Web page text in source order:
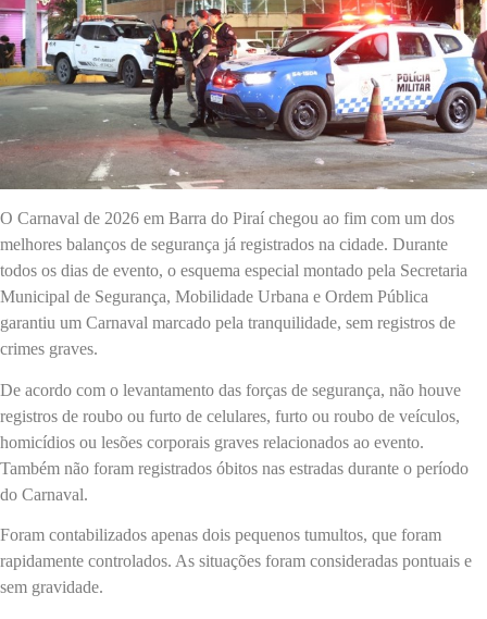
O Carnaval de 2026 em Barra do Piraí chegou ao fim com um dos
melhores balanços de segurança já registrados na cidade. Durante
todos os dias de evento, o esquema especial montado pela Secretaria
Municipal de Segurança, Mobilidade Urbana e Ordem Pública
garantiu um Carnaval marcado pela tranquilidade, sem registros de
crimes graves.
De acordo com o levantamento das forças de segurança, não houve
registros de roubo ou furto de celulares, furto ou roubo de veículos,
homicídios ou lesões corporais graves relacionados ao evento.
Também não foram registrados óbitos nas estradas durante o período
do Carnaval.
Foram contabilizados apenas dois pequenos tumultos, que foram
rapidamente controlados. As situações foram consideradas pontuais e
sem gravidade.